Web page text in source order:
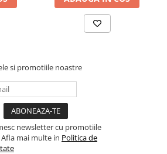
si promotiile noastre
newsletter cu promotiile
mai multe in Politica de